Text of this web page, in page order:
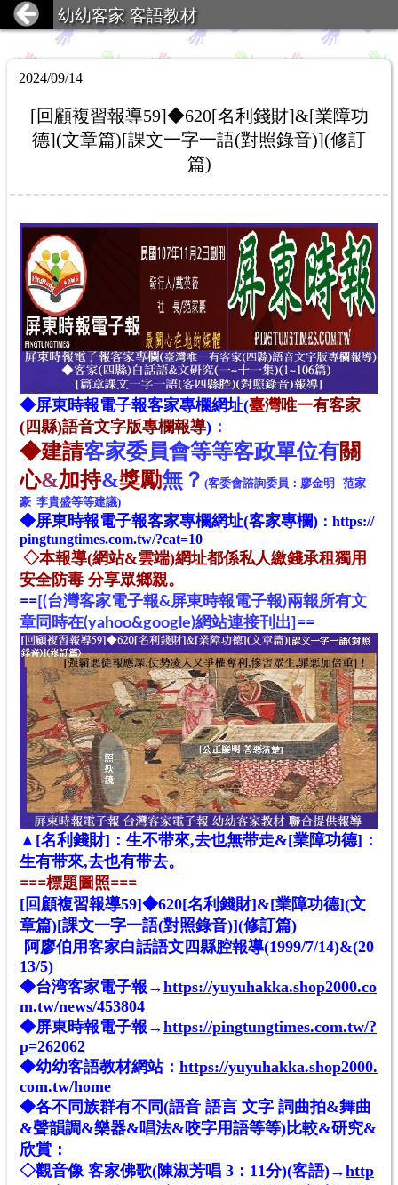
幼幼客家 客語教材
2024/09/14
[回顧複習報導59]◆620[名利錢財]&[業障功
德](文章篇)[課文一字一語(對照錄音)](修訂
篇)
◆屏東時報電子報客家專欄網址(臺灣唯一有客家
(四縣)語音文字版專欄報導) ：
◆建請客家委員會等等客政單位有關
心&加持&獎勵無？ (客委會諮詢委員：廖金明 范家
豪 李貴盛等等建議)
◆屏東時報電子報客家專欄網址(客家專欄) ： https://
pingtungtimes.com.tw/?cat=10
◇本報導(網站&雲端)網址都係私人繳錢承租獨用
安全防毒 分享眾鄉親。
==[(台灣客家電子報&屏東時報電子報)兩報所有文
章同時在(yahoo&google)網站連接刊出] ==
▲ [名利錢財]： 生不带來,去也無带走&[業障功德]：
生有带來,去也有带去。
===標題圖照===
[回顧複習報導59]◆620[名利錢財]&[業障功德](文
章篇)[課文一字一語(對照錄音)](修訂篇)
阿廖伯用客家白話語文四縣腔報導(1999/7/14)&(20
13/5)
◆台湾客家電子報→https://yuyuhakka.shop2000.co
m.tw/news/453804
◆屏東時報電子報→https://pingtungtimes.com.tw/?
p=262062
◆幼幼客語教材網站： https://yuyuhakka.shop2000.
com.tw/home
◆各不同族群有不同(語音 語言 文字 詞曲拍&舞曲
&聲韻調&樂器&唱法&咬字用語等等)比較&研究&
欣賞：
◇觀音像 客家佛歌(陳淑芳唱 3：11分)(客語)→http